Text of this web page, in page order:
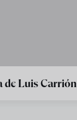
de Luis Carrión